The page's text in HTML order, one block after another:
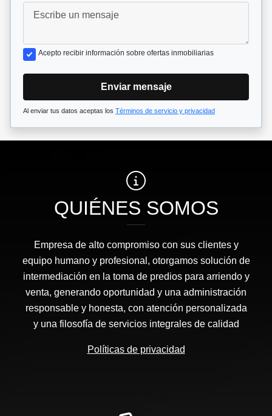
Acepto recibir información sobre ofertas inmobiliarias
Enviar mensaje
Al enviar tus datos aceptas los Términos de servicio y privacidad
QUIÉNES SOMOS
Empresa de alto compromiso con sus clientes y
equipo humano y profesional, otorgamos solución de
intermediación en la toma de predios para arriendo y
venta, generando oportunidad y una administración
responsable y honesta, con atención personalizada
y una filosofía de servicios integrales de calidad
Políticas de privacidad